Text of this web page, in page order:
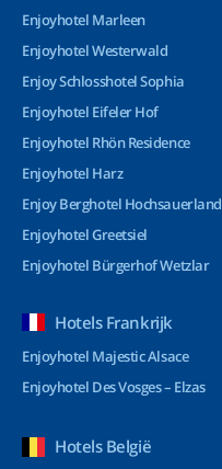
Enjoyhotel Marleen
Enjoyhotel Westerwald
Enjoy Schlosshotel Sophia
Enjoyhotel Eifeler Hof
Enjoyhotel Rhön Residence
Enjoyhotel Harz
Enjoy Berghotel Hochsauerland
Enjoyhotel Greetsiel
Enjoyhotel Bürgerhof Wetzlar
Hotels Frankrijk
Enjoyhotel Majestic Alsace
Enjoyhotel Des Vosges – Elzas
Hotels België